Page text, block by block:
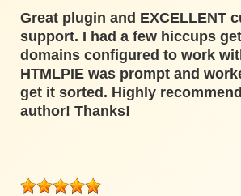
Great plugin and EXCELLENT
support. I had a few hiccups
domains configured to work
HTMLPIE was prompt and
get it sorted. Highly
author! Thanks!